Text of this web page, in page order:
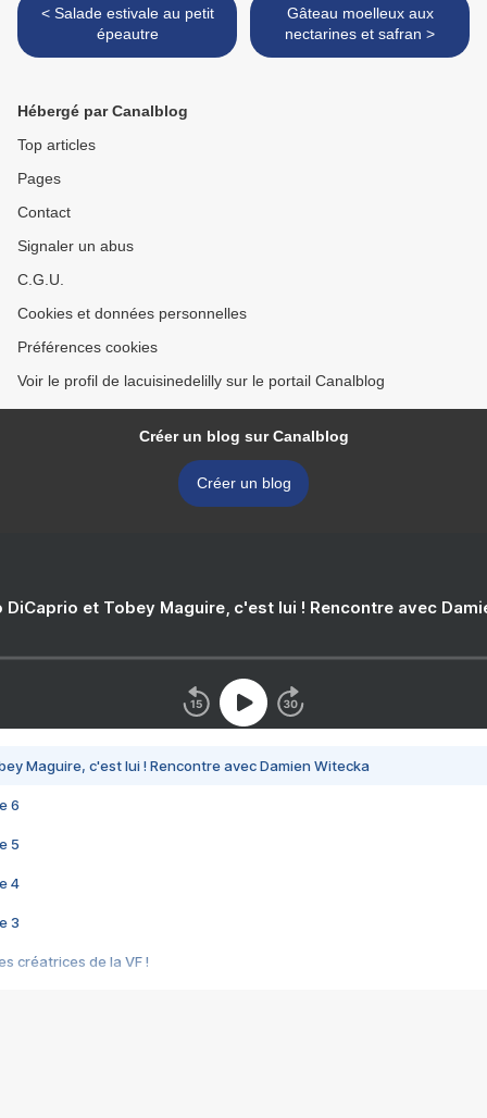
< Salade estivale au petit
épeautre
Gâteau moelleux aux
nectarines et safran >
Hébergé par Canalblog
Top articles
Pages
Contact
Signaler un abus
C.G.U.
Cookies et données personnelles
Préférences cookies
Voir le profil de lacuisinedelilly sur le portail Canalblog
Créer un blog sur Canalblog
Créer un blog
DiCaprio et Tobey Maguire, c'est lui ! Rencontre avec
Maguire, c'est lui ! Rencontre avec Damien Witecka
6
5
4
3
créatrices de la VF !